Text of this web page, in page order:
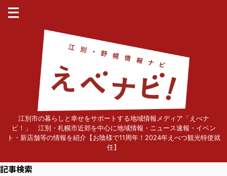
江別市の暮らしと幸せをサポートする地域情報メディア「えべナ
ビ！」 江別・札幌市近郊を中心に地域情報・ニュース速報・イベン
ト・新店舗等の情報を紹介【お陰様で11周年！2024年えべつ観光特使就
任】
記事検索